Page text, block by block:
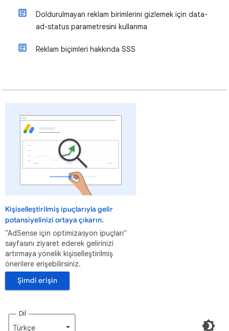
Doldurulmayan reklam birimlerini gizlemek için data-
ad-status parametresini kullanma
Reklam biçimleri hakkında SSS
Kişiselleştirilmiş ipuçlarıyla gelir
potansiyelinizi ortaya çıkarın.
"AdSense için optimizasyon ipuçları"
sayfasını ziyaret ederek gelirinizi
artırmaya yönelik kişiselleştirilmiş
önerilere erişebilirsiniz.
Şimdi erişin
Dil
Türkçe‎